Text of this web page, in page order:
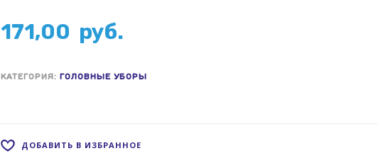
171,00 руб.
КАТЕГОРИЯ: ГОЛОВНЫЕ УБОРЫ
ДОБАВИТЬ В ИЗБРАННОЕ